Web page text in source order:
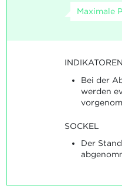
Maximale
INDIKATOREN
Bei der
werden
SOCKEL
Der